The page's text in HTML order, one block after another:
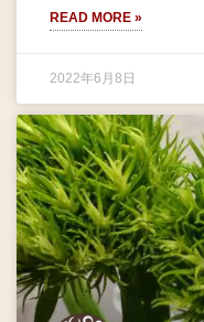
READ MORE »
2022年6月8日